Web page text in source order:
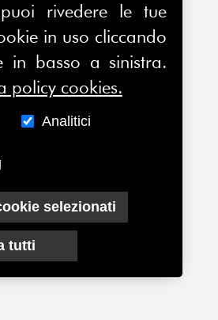
rivedere le tue
in uso cliccando
in basso a sinistra.
policy cookies.
Analitici
selezionati
tutti